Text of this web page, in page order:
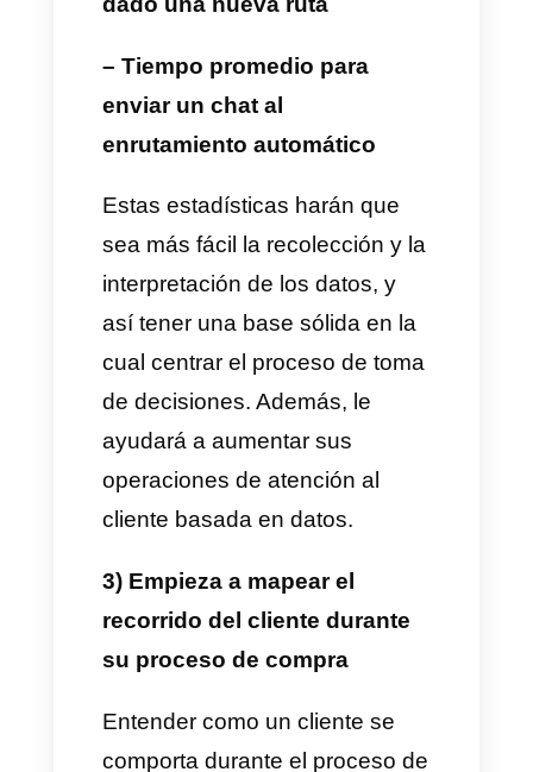
pensar que tu empresa podrá
aumentar las operaciones
basadas en datos verídicos de
tus clientes y tus
colaboradores. En este módulo
ponemos a disposición los
siguientes datos:
– Desempeño del equipo
– Tiempo en línea por agente
– Número de chats cerrados